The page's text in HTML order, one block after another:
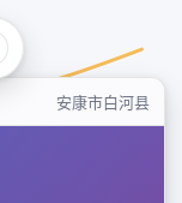
安康市白河县